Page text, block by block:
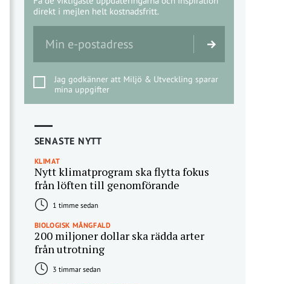
direkt i mejlen helt kostnadsfritt.
Jag godkänner att Miljö & Utveckling sparar
mina uppgifter
SENASTE NYTT
KLIMAT
Nytt klimatprogram ska flytta fokus
från löften till genomförande
1 timme sedan
BIOLOGISK MÅNGFALD
200 miljoner dollar ska rädda arter
från utrotning
3 timmar sedan